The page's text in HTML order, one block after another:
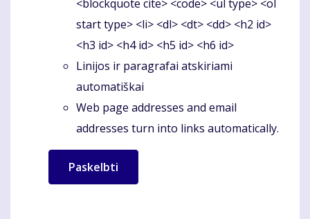
<blockquote cite> <code> <ul type> <ol
start type> <li> <dl> <dt> <dd> <h2 id>
<h3 id> <h4 id> <h5 id> <h6 id>
Linijos ir paragrafai atskiriami
automatiškai
Web page addresses and email
addresses turn into links automatically.